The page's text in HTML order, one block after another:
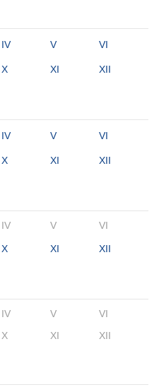
IV V VI
X XI XII
IV V VI
X XI XII
IV V VI
X XI XII
IV V
VI
X XI XII